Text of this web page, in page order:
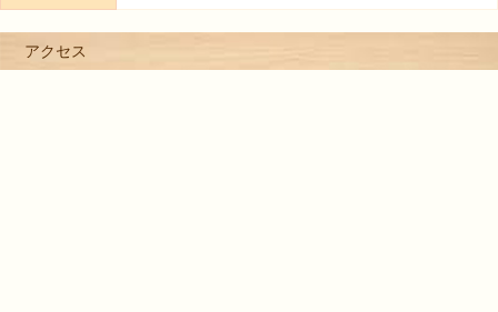
アクセス